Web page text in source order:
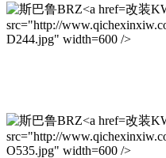
改装
src="http://
D244.jpg" width=600 />
改装
src="http://
O535.jpg" width=600 />